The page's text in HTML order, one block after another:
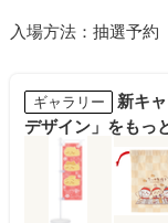
入場方法：抽選予約
ギャラリー
新キ
デザイン」をもっ